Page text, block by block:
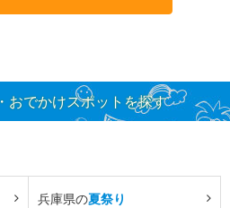
おでかけスポットを探す
兵庫県の夏祭り